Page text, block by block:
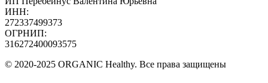
ИНН:
272337499373
ОГРНИП:
316272400093575
© 2020-2025 ORGANIC Healthy. Все права защищены